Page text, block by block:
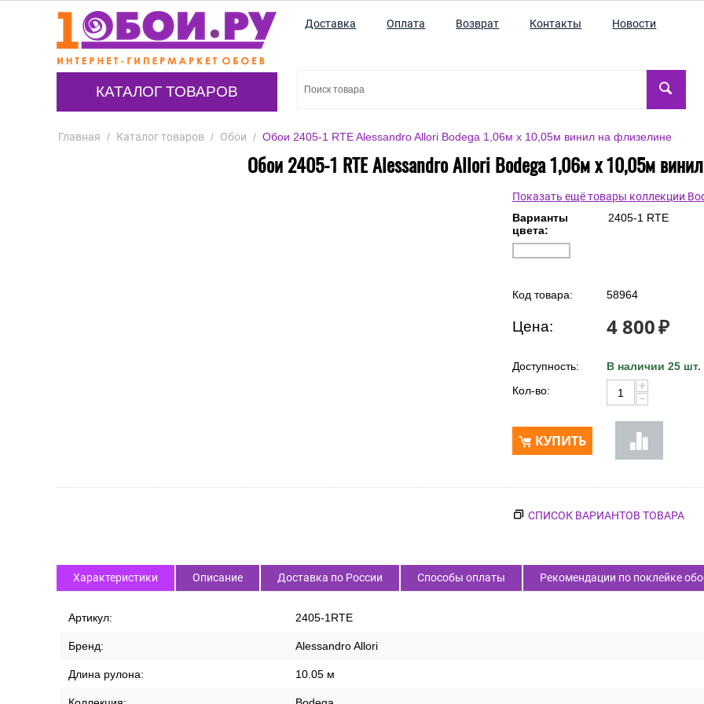
КАТАЛОГ ТОВАРОВ
Доставка Оплата Возврат Контакты Новости
Главная / Каталог товаров / Обои / Обои 2405-1 RTE Alessandro Allori Bodega 1,06м х 10,05м винил на флизелине
Обои 2405-1 RTE Alessandro Allori Bodega 1,06м х 10,05м
Показать ещё товары коллекции
Варианты
цвета:
2405-1 RTE
Код товара: 58964
Цена: 4 800₽
Доступность:
В наличии 25 шт.
Кол-во:
+
−
КУПИТЬ
СПИСОК ВАРИАНТОВ ТОВАРА
Характеристики Описание Доставка по России Способы оплаты Рекомендации по поклейке
Артикул: 2405-1RTE
Бренд: Alessandro Allori
Длина рулона: 10.05 м